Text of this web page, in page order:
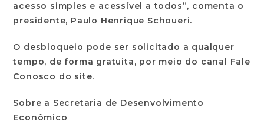
acesso simples e acessível a todos”, comenta o
presidente, Paulo Henrique Schoueri.
O desbloqueio pode ser solicitado a qualquer
tempo, de forma gratuita, por meio do canal Fale
Conosco do site.
Sobre a Secretaria de Desenvolvimento
Econômico